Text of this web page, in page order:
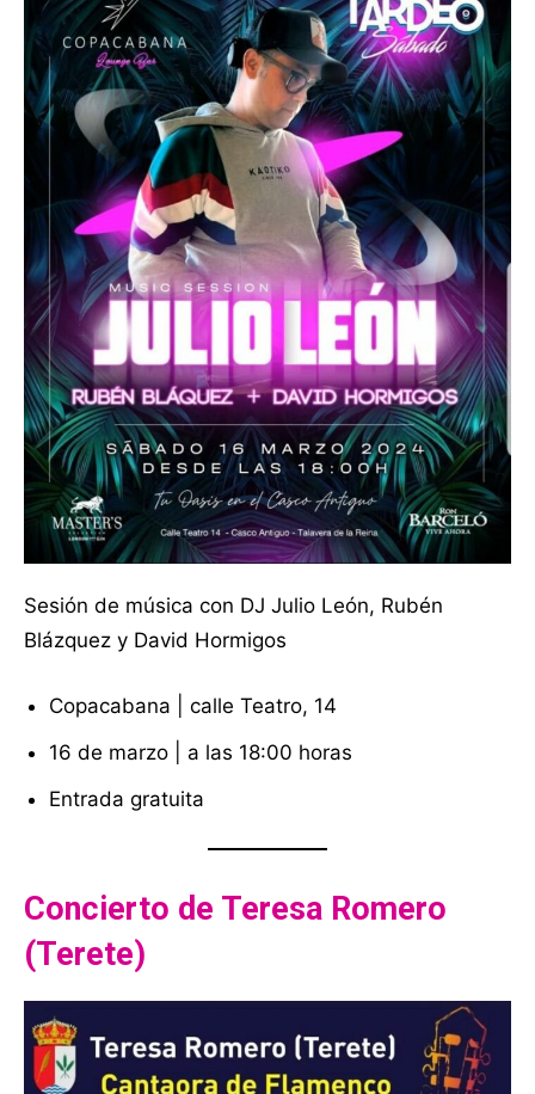
Sesión de música con DJ Julio León, Rubén
Blázquez y David Hormigos
Copacabana | calle Teatro, 14
16 de marzo | a las 18:00 horas
Entrada gratuita
Concierto de Teresa Romero
(Terete)